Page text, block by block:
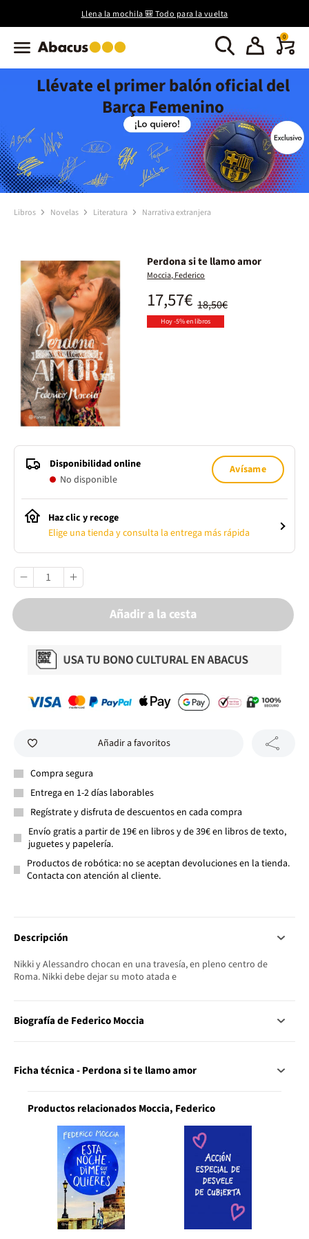
Llena la mochila 🎒 Todo para la vuelta
0
Llévate el primer balón oficial del
Barça Femenino
Libros Novelas Literatura Narrativa extranjera
Perdona si te llamo amor
Moccia, Federico
18,50€
17,57€
Hoy -5% en libros
Disponibilidad online
No disponible
Avísame
Haz clic y recoge
Elige una tienda y consulta la entrega más rápida
Añadir a la cesta
Añadir a favoritos
Compra segura
Entrega en 1-2 días laborables
Regístrate y disfruta de descuentos en cada compra
Envío gratis a partir de 19€ en libros y de 39€ en libros de texto,
juguetes y papelería.
Productos de robótica: no se aceptan devoluciones en la tienda.
Contacta con atención al cliente.
Descripción
Nikki y Alessandro chocan en una travesía, en pleno centro de
Roma. Nikki debe dejar su moto atada e
Biografía de Federico Moccia
Ficha técnica - Perdona si te llamo amor
Productos relacionados Moccia, Federico